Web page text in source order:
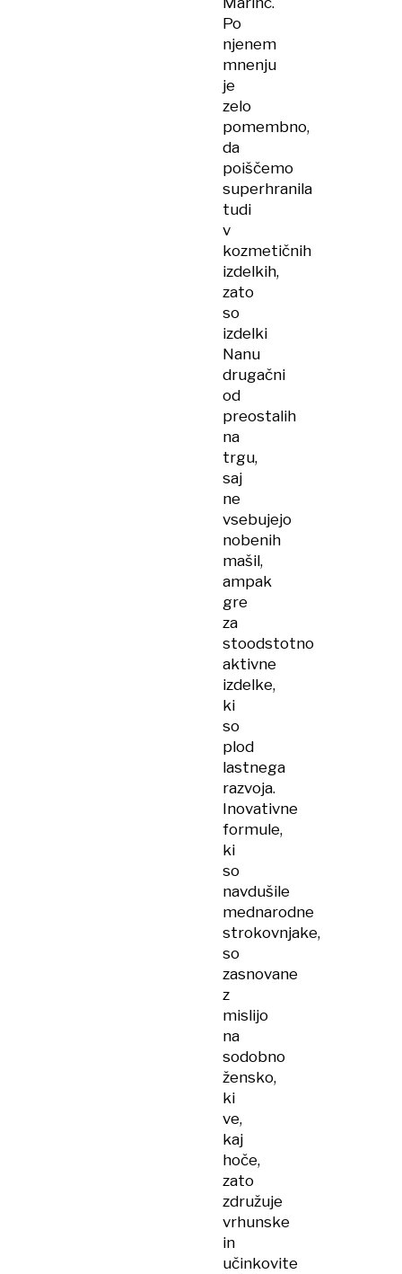
Po
njenem
mnenju
je
zelo
pomembno,
da
poiščemo
superhranila
tudi
v
kozmetičnih
izdelkih,
zato
so
izdelki
Nanu
drugačni
od
preostalih
na
trgu,
saj
ne
vsebujejo
nobenih
mašil,
ampak
gre
za
stoodstotno
aktivne
izdelke,
ki
so
plod
lastnega
razvoja.
Inovativne
formule,
ki
so
navdušile
mednarodne
strokovnjake,
so
zasnovane
z
mislijo
na
sodobno
žensko,
ki
ve,
kaj
hoče,
zato
združuje
vrhunske
in
učinkovite